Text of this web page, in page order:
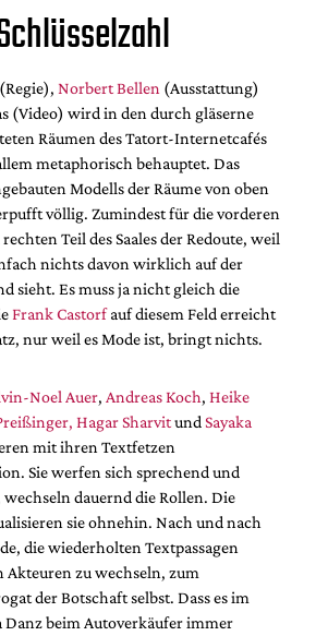
(Regie), Norbert Bellen (Ausstattung)
(Video) wird in den durch gläserne
Räumen des Tatort-Internetcafés
metaphorisch behauptet. Das
Modells der Räume von oben
völlig. Zumindest für die vorderen
Teil des Saales der Redoute, weil
nichts davon wirklich auf der
sieht. Es muss ja nicht gleich die
Frank Castorfauf diesem Feld erreicht
nur weil es Mode ist, bringt nichts.
Noel Auer, Andreas Koch, Heike
Hagar Sharvitund Sayaka
mit ihren Textfetzen
Sie werfen sich sprechend und
wechseln dauernd die Rollen. Die
sie ohnehin. Nach und nach
die wiederholten Textpassagen
Akteuren zu wechseln, zum
der Botschaft selbst. Dass es im
beim Autoverkäufer immer